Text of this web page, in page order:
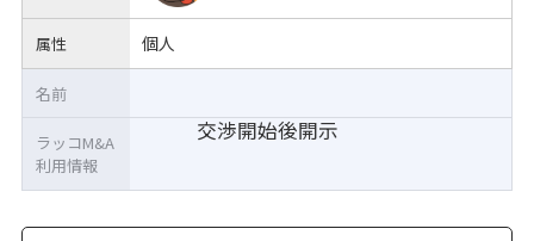
属性 個人
交渉開始後開示
名前
ラッコM&A
利用情報